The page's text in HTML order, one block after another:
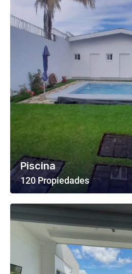
Piscina
120 Propiedades
Ver Todas Las Propiedades